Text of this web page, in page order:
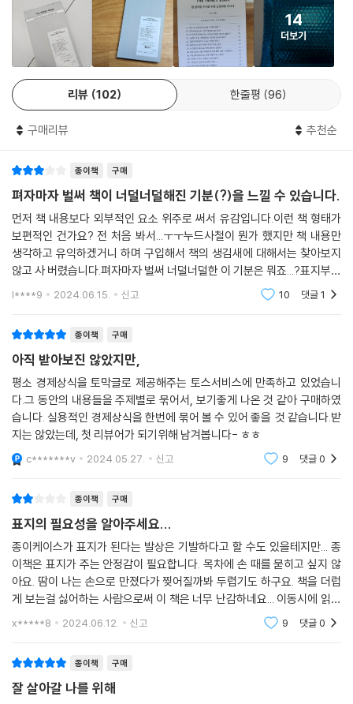
Q82. 연말정산 vs 종합소득세 신고, 무슨 차이일까?
Q83. 소득공제와 세액공제, 어떻게 다를까?
Q84. 신용카드, 체크카드, 현금 증 뭘 제일 많이 써야 할까?
Q86. 헌옷 기부한 것도 세액공제받을 수 있을까?
Q87. 세액공제되는 연금, 많이 넣을수록 좋을까?
Q88. 연금, 어디서부터 어떻게 시작해야 할까?
Q89. 국민연금은 왜 내는 걸까?
Q90. 국민연금은 일찍 낼수록 이득일까?
Q91. 국민연금은 몇 살부터 받을 수 있을까?
Q92. 퇴직금 vs 퇴직연금, 뭐가 다를까?
Q94. IRP 계좌는 언제, 누가 만드는 걸까?
Q96. 개인연금, 어떤 걸 골라야 할까? ② 연금보험
Q97. 주택연금, 주택담보대출과 뭐가 다를까?
Q98. 주택연금 가입자가 사망하면 집은 어떻게 되는 걸까?
Q99. 주택연금은 집값이 높을 때 가입하는 게 유리할까?
Q100. 연금, 어떻게 하면 더 똑똑하게 받을 수 있을까?
낱말퍼즐 정답
WRITERS, INTERVIEWEES
차 구매 비용인 1,000만 원을 더하면 A씨는 5년간 총 2,800만 원을 사용
한 것으로 계산할 수 있다.
5년간 차를 잘 타고, 중고로 판매할 때는 감가상각이 적용된다. 1년에 10%
씩 가치가 떨어진다고 계산하면 5년 동안 총 500만 원이 떨어지게 된다.
A씨는 약 500만 원에 차를 되팔았다.
*A씨가 5년간 자동차 구입 및 유지에 소모한 총비용: 2,800만 원?500만
원=2,300만 원
을 때의 계산이다. 차를 살지 말지 고민하는 상황이라면 이 정도 부담을 안
고 차를 구매하는 것이 맞는지 신중히 생각해보는 것이 좋다.
--- 「‘Q20. 지금 자동차를 사도 될까?’」 중에서
배당은 장기 투자수익률에 큰 영향을 미친다.예를 들어 현재 주가가 1만 원
인 회사의 배당수익률이 5%라고 가정해보자. 내가 1,000주를 갖고 있다
면 연간 배당금은 50만 원이다. 이 배당금을 받아 다시 이 회사 주식을 50
주 산다면? 내가 보유한 주식 수는 1,050주가 되고, 이듬해 배당금은 52
게 늘려갈 수 있다. (중략) 자본주의의 역사가 성숙한 미국에는 매년 꼬박
꼬박 주당 배당금을 늘려 가는 종목이 많다. 25년 넘게 매년 주당 배당금을
늘려온 주식은 배당 귀족(aristocrats)이라고 부르고, 무려 50년 이상 배
당금을 지속적으로 늘려온 주식은 배당 왕(kings)이라고 한다. 코카콜라,
3M 등 우리에게도 익숙한 기업이 배당 왕에 속한다.
--- 「‘Q28. 배당주로 제2의 월급 만들 수 있을까?’」 중에서
대출을 받으려는 많은 사람들이 평소 월급을 입금받는 은행에 먼저 찾아간
라도 더 많은 돈을 빌려줄 것이라는 기대를 품고서. 하지만 주거래은행이
언제나 기대에 부합하는 것은 아니다. 전국은행연합회 소비자포털에서 미
리 대출금리 비교 공시를 확인하거나, 여러 은행의 대출을 중개하는 대출
상담사를 통해 현재 가장 좋은 조건을 제시하는 은행을 찾아가는 편이 빠
르다. 믿었던 주거래은행보다 나를 새로운 고객으로 맞이하고 싶은 은행에
서 더 좋은 조건을 제시하는 경우도 있다. 월급 계좌를 옮기거나 카드 한 장
을 새로 발급받는 등 부가 조건을 이행하면 주거래은행보다 나은 우대금리
--- 「‘Q45. 주거래은행이 가장 좋은 조건으로 돈을 빌려줄까?’」 중에서
두 번째로 확인하는 것은 용적률이다. 용적률은 땅 안에 건물이 얼마나 많
정 어린 질문, “실거주하기 좋은 집은 어떻게 골라야 할까?” 처럼 눈앞의
현실인 질문, “연금, 어디서부터 어떻게 시작해야 할까?” 처럼 인생 설계
의 큰 그림에 관한 질문 들에 중요한 점을 콕콕 짚어 답한다.
“나는 왜 과소비를 멈추지 못할까?”에서는 인지심리학자 김경일이 충동
적인 소비 심리에 대해 답하고, “전세 사기 당하지 않으려면 확인할 것
할 것들과 계약 기간이 끝난 뒤의 안전장치를 알려준다. “지금 자동차를 사
계산법을 설명하며, “이 주식, 지금 싼 걸까 비싼 걸까?”에서는 펀드매니
저 정민규가 기업의 가치를 구체적으로 계산하는 법을 정리했다.
이를 비롯해 똑같은 돈으로 이자를 더 많이 받는 법, 소비를 줄여 평온해지
는 법, 사람들이 가장 많이 가입하는 최소한의 보험, 돈을 똑똑하게 빌리고
갚는 방법 등 사람들이 가장 많이 묻는 질문 100가지와 그에 관한 답을 한
권에 담았다. 그 답을 꼭꼭 씹어 먹는 데 필요한 354개의 경제 용어 뜻풀이
금융생활의 친절한 안내자가 되어줄 464쪽의 두툼한 『더 머니북』을 곁에
두고, 차곡차곡 쌓이는 금융상식과 함께 돈에 관한 마인드셋을 바꾸어, 마
침내 돈에 휘둘리지 않는 하루를 시작해보자.
14
더보기
리뷰 102 한줄평 96
구매리뷰 추천순
종이책 구매
펴자마자 벌써 책이 너덜너덜해진 기분(?)을 느낄 수 있습니다.
먼저 책 내용보다 외부적인 요소 위주로 써서 유감입니다.이런 책 형태가
보편적인 건가요? 전 처음 봐서...ㅜㅜ누드사철이 뭔가 했지만 책 내용만
생각하고 유익하겠거니 하며 구입해서 책의 생김새에 대해서는 찾아보지
않고 사 버렸습니다.펴자마자 벌써 너덜너덜한 이 기분은 뭐죠...?표지부터
얇은 흰 종이라 뭐가 묻거나 구겨질까봐 고이 모셔야 합니다.그리고 조금
l****9 2024.06.15. 신고 10 댓글1
종이책 구매
아직 받아보진 않았지만,
평소 경제상식을 토막글로 제공해주는 토스서비스에 만족하고 있었습니
다.그 동안의 내용들을 주제별로 묶어서, 보기좋게 나온 것 같아 구매하였
습니다. 실용적인 경제상식을 한번에 묶어 볼 수 있어 좋을 것 같습니다.받
지는 않았는데, 첫 리뷰어가 되기위해 남겨봅니다- ㅎㅎ
c*******v 2024.05.27. 신고 9 댓글0
종이책 구매
표지의 필요성을 알아주세요...
종이케이스가 표지가 된다는 발상은 기발하다고 할 수도 있을테지만... 종
이책은 표지가 주는 안정감이 필요합니다. 목차에 손 때를 묻히고 싶지 않
아요. 땀이 나는 손으로 만졌다가 찢어질까봐 두렵기도 하구요. 책을 더럽
게 보는걸 싫어하는 사람으로써 이 책은 너무 난감하네요... 이동시에 읽으
려고 샀는데 가방에 넣기도 어렵겠어요 굳이굳이 종이케이스까지 들고다
x*****8 2024.06.12. 신고 9 댓글0
종이책 구매
잘 살아갈 나를 위해